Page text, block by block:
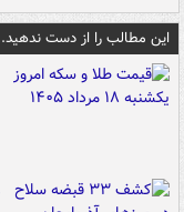
این مطالب را از دست